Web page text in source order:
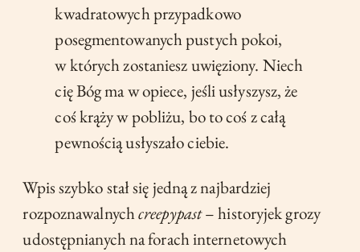
kwadratowych przypadkowo
posegmentowanych pustych pokoi,
w których zostaniesz uwięziony. Niech
cię Bóg ma w opiece, jeśli usłyszysz, że
coś krąży w pobliżu, bo to coś z całą
pewnością usłyszało ciebie.
Wpis szybko stał się jedną z najbardziej
rozpoznawalnychcreepypast– historyjek grozy
udostępnianych na forach internetowych